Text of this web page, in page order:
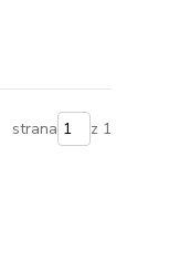
strana z 1